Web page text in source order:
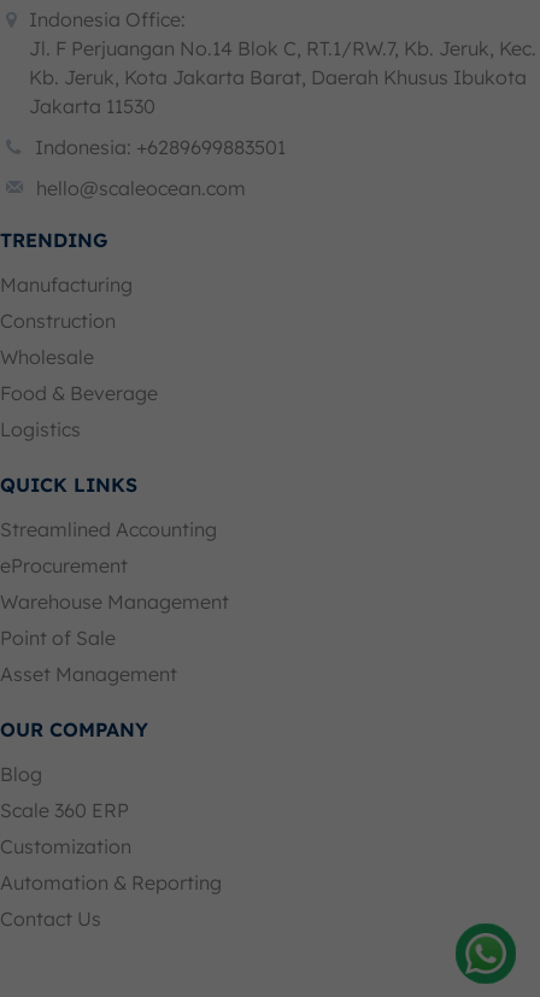
Indonesia Office:
Jl. F Perjuangan No.14 Blok C, RT.1/RW.7, Kb. Jeruk, Kec.
Kb. Jeruk, Kota Jakarta Barat, Daerah Khusus Ibukota
Jakarta 11530
Indonesia: +6289699883501
hello@scaleocean.com
TRENDING
Manufacturing
Construction
Wholesale
Food & Beverage
Logistics
QUICK LINKS
Streamlined Accounting
eProcurement
Warehouse Management
Point of Sale
Asset Management
OUR COMPANY
Blog
Scale 360 ERP
Customization
Automation & Reporting
Contact Us